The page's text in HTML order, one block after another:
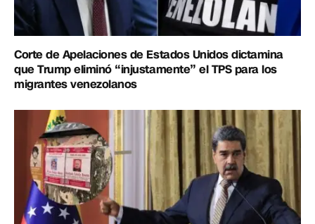
Corte de Apelaciones de Estados Unidos dictamina
que Trump eliminó “injustamente” el TPS para los
migrantes venezolanos